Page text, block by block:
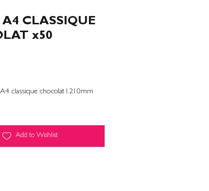
CLASSIQUE
x50
classique chocolat l.210mm
Add to Wishlist